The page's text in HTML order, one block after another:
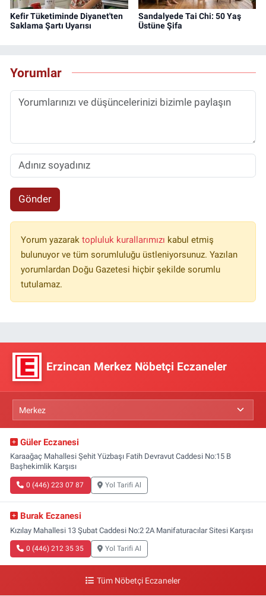
Kefir Tüketiminde Diyanet'ten
Saklama Şartı Uyarısı
Sandalyede Tai Chi: 50 Yaş
Üstüne Şifa
Yorumlar
Gönder
Yorum yazarak topluluk kurallarımızı kabul etmiş
bulunuyor ve tüm sorumluluğu üstleniyorsunuz. Yazılan
yorumlardan Doğu Gazetesi hiçbir şekilde sorumlu
tutulamaz.
Erzincan Merkez Nöbetçi Eczaneler
Güler Eczanesi
Karaağaç Mahallesi Şehit Yüzbaşı Fatih Devravut Caddesi No:15 B
Başhekimlik Karşısı
0 (446) 223 07 87 Yol Tarifi Al
Burak Eczanesi
Kızılay Mahallesi 13 Şubat Caddesi No:2 2A Manifaturacılar Sitesi Karşısı
0 (446) 212 35 35 Yol Tarifi Al
Tüm Nöbetçi Eczaneler